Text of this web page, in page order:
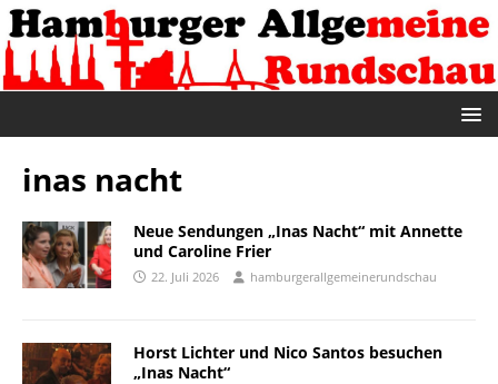
inas nacht
Neue Sendungen „Inas Nacht“ mit Annette
und Caroline Frier
22. Juli 2026 hamburgerallgemeinerundschau
Horst Lichter und Nico Santos besuchen
„Inas Nacht“